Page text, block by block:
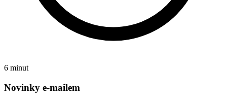
6 minut
Novinky e-mailem